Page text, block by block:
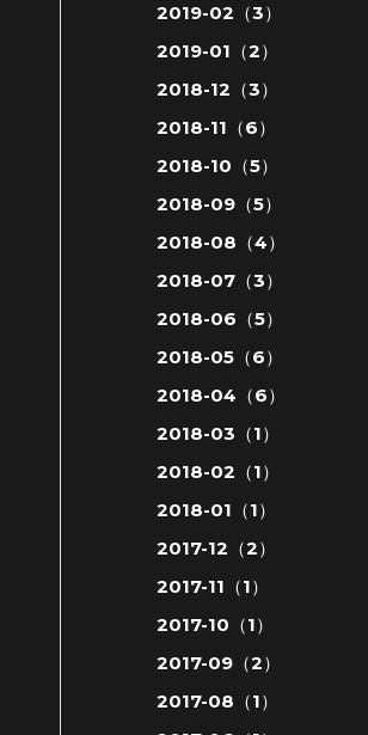
2019-02（3）
2019-01（2）
2018-12（3）
2018-11（6）
2018-10（5）
2018-09（5）
2018-08（4）
2018-07（3）
2018-06（5）
2018-05（6）
2018-04（6）
2018-03（1）
2018-02（1）
2018-01（1）
2017-12（2）
2017-11（1）
2017-10（1）
2017-09（2）
2017-08（1）